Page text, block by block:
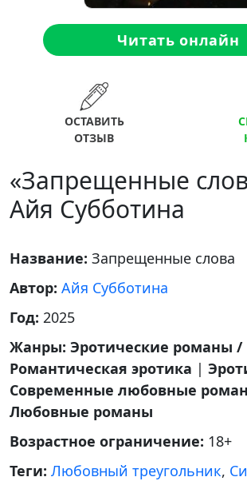
Читать онлайн
ОСТАВИТЬ
ОТЗЫВ
«Запрещенные
Айя Субботина
Название: Запрещенные слова
Автор: Айя Субботина
Год: 2025
Жанры: Эротические романы /
Романтическая эротика |
Современные любовные
Любовные романы
Возрастное ограничение: 18+
Теги: Любовный треугольник,